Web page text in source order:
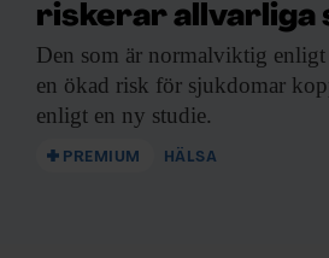
riskerar allvarliga
Den som är normalviktig
en ökad risk för sjukdomar
enligt en ny studie.
PREMIUM HÄLSA